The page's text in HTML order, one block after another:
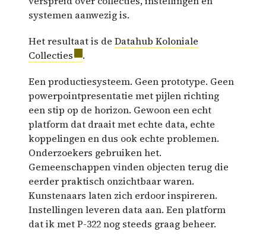
systemen aanwezig is.
Het resultaat is de Datahub Koloniale
Collecties
.
Een productiesysteem. Geen prototype. Geen
powerpointpresentatie met pijlen richting
een stip op de horizon. Gewoon een echt
platform dat draait met echte data, echte
koppelingen en dus ook echte problemen.
Onderzoekers gebruiken het.
Gemeenschappen vinden objecten terug die
eerder praktisch onzichtbaar waren.
Kunstenaars laten zich erdoor inspireren.
Instellingen leveren data aan. Een platform
dat ik met P-322 nog steeds graag beheer.